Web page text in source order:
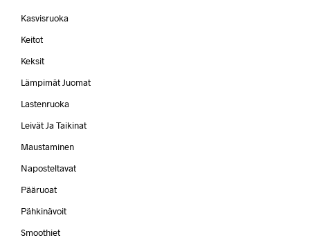
Kasvisruoka
Keitot
Keksit
Lämpimät Juomat
Lastenruoka
Leivät Ja Taikinat
Maustaminen
Naposteltavat
Pääruoat
Pähkinävoit
Smoothiet